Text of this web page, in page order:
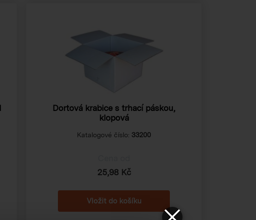
Dortová krabice s trhací páskou,
klopová
Katalogové číslo: 33200
25,98 Kč